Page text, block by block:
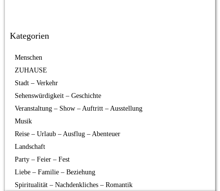
Kategorien
Menschen
ZUHAUSE
Stadt – Verkehr
Sehenswürdigkeit – Geschichte
Veranstaltung – Show – Auftritt – Ausstellung
Musik
Reise – Urlaub – Ausflug – Abenteuer
Landschaft
Party – Feier – Fest
Liebe – Familie – Beziehung
Spiritualität – Nachdenkliches – Romantik